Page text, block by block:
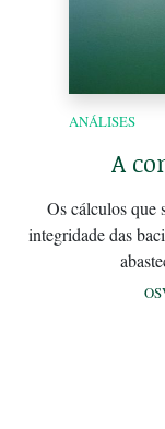
ANÁLISES
A
Os cálculos que
integridade das